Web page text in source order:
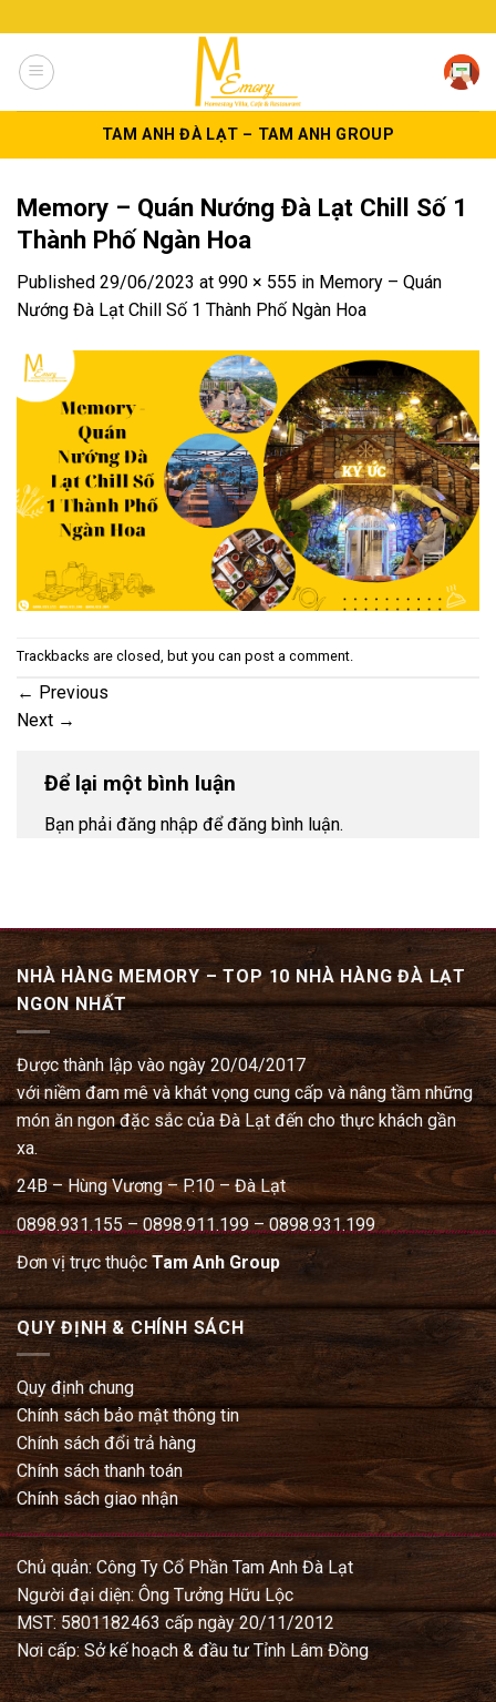
to
content
TAM ANH ĐÀ LẠT – TAM ANH GROUP
Memory – Quán Nướng Đà Lạt Chill Số 1
Thành Phố Ngàn Hoa
Published 29/06/2023 at 990 × 555 in Memory – Quán
Nướng Đà Lạt Chill Số 1 Thành Phố Ngàn Hoa
Trackbacks are closed, but you can post a comment
← Previous
Next →
Để lại một bình luận
Bạn phải đăng nhập để đăng bình luận.
NHÀ HÀNG MEMORY – TOP 10 NHÀ HÀNG ĐÀ LẠT
NGON NHẤT
Được thành lập vào ngày 20/04/2017
với niềm đam mê và khát vọng cung cấp và nâng tầm những
món ăn ngon đặc sắc của Đà Lạt đến cho thực khách gần
xa.
24B – Hùng Vương – P.10 – Đà Lạt
0898.931.155 – 0898.911.199 – 0898.931.199
Đơn vị trực thuộcTam Anh Group
QUY ĐỊNH & CHÍNH SÁCH
Quy định chung
Chính sách bảo mật thông tin
Chính sách đổi trả hàng
Chính sách thanh toán
Chính sách giao nhận
Chủ quản: Công Ty Cổ Phần Tam Anh Đà Lạt
Người đại diện: Ông Tưởng Hữu Lộc
MST: 5801182463 cấp ngày 20/11/2012
Nơi cấp: Sở kế hoạch & đầu tư Tỉnh Lâm Đồng